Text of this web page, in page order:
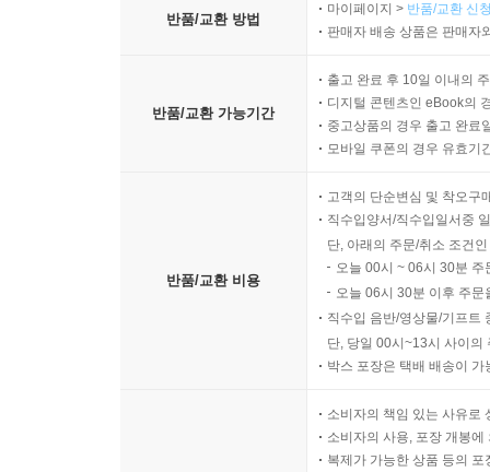
반품/교환 방법
마이페이지 > 반품/교환 신
판매자 배송 상품은 판매자
반품/교환 가능기간
출고 완료 후 10일 이내의
디지털 콘텐츠인 eBook의
중고상품의 경우 출고 완료
모바일 쿠폰의 경우 유효기
반품/교환 비용
고객의 단순변심 및 착오구
직수입양서/직수입일서중
단, 아래의 주문/취소 조건
오늘 00시 ~ 06시 30분
오늘 06시 30분 이후 주
직수입 음반/영상물/기프트
단, 당일 00시~13시 사이의
박스 포장은 택배 배송이
소비자의 책임 있는 사유로
소비자의 사용, 포장 개봉
복제가 가능한 상품 등의